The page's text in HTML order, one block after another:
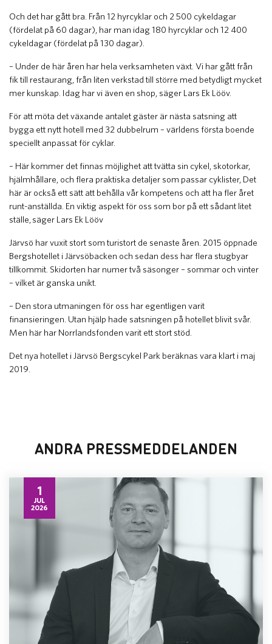
Och det har gått bra. Från 12 hyrcyklar och 2 500 cykeldagar
(fördelat på 60 dagar), har man idag 180 hyrcyklar och 12 400
cykeldagar (fördelat på 130 dagar).
– Under de här åren har hela verksamheten växt. Vi har gått från
fik till restaurang, från liten verkstad till större med betydligt mycket
mer kunskap. Idag har vi även en shop, säger Lars Ek Lööv.
För att möta det växande antalet gäster är nästa satsning att
bygga ett nytt hotell med 32 dubbelrum – världens första boende
speciellt anpassat för cyklar.
– Här kommer det finnas möjlighet att tvätta sin cykel, skotorkar,
hjälmhållare, och flera praktiska detaljer som passar cyklister, Det
här är också ett sätt att behålla vår kompetens och att ha fler året
runt-anställda. En viktig aspekt för oss som bor på ett sådant litet
ställe, säger Lars Ek Lööv
Järvsö har vuxit stort som turistort de senaste åren. 2015 öppnade
Bergshotellet i Järvsöbacken och sedan dess har flera stugbyar
tillkommit. Skidorten har numer två säsonger – sommar och vinter
– vilket är ganska unikt.
– Den stora utmaningen för oss har egentligen varit
finansieringen. Utan hjälp hade satsningen på hotellet blivit svår.
Men här har Norrlandsfonden varit ett stort stöd.
Det nya hotellet i Järvsö Bergscykel Park beräknas vara klart i maj
2019.
ANDRA PRESSMEDDELANDEN
1
JUL
2026